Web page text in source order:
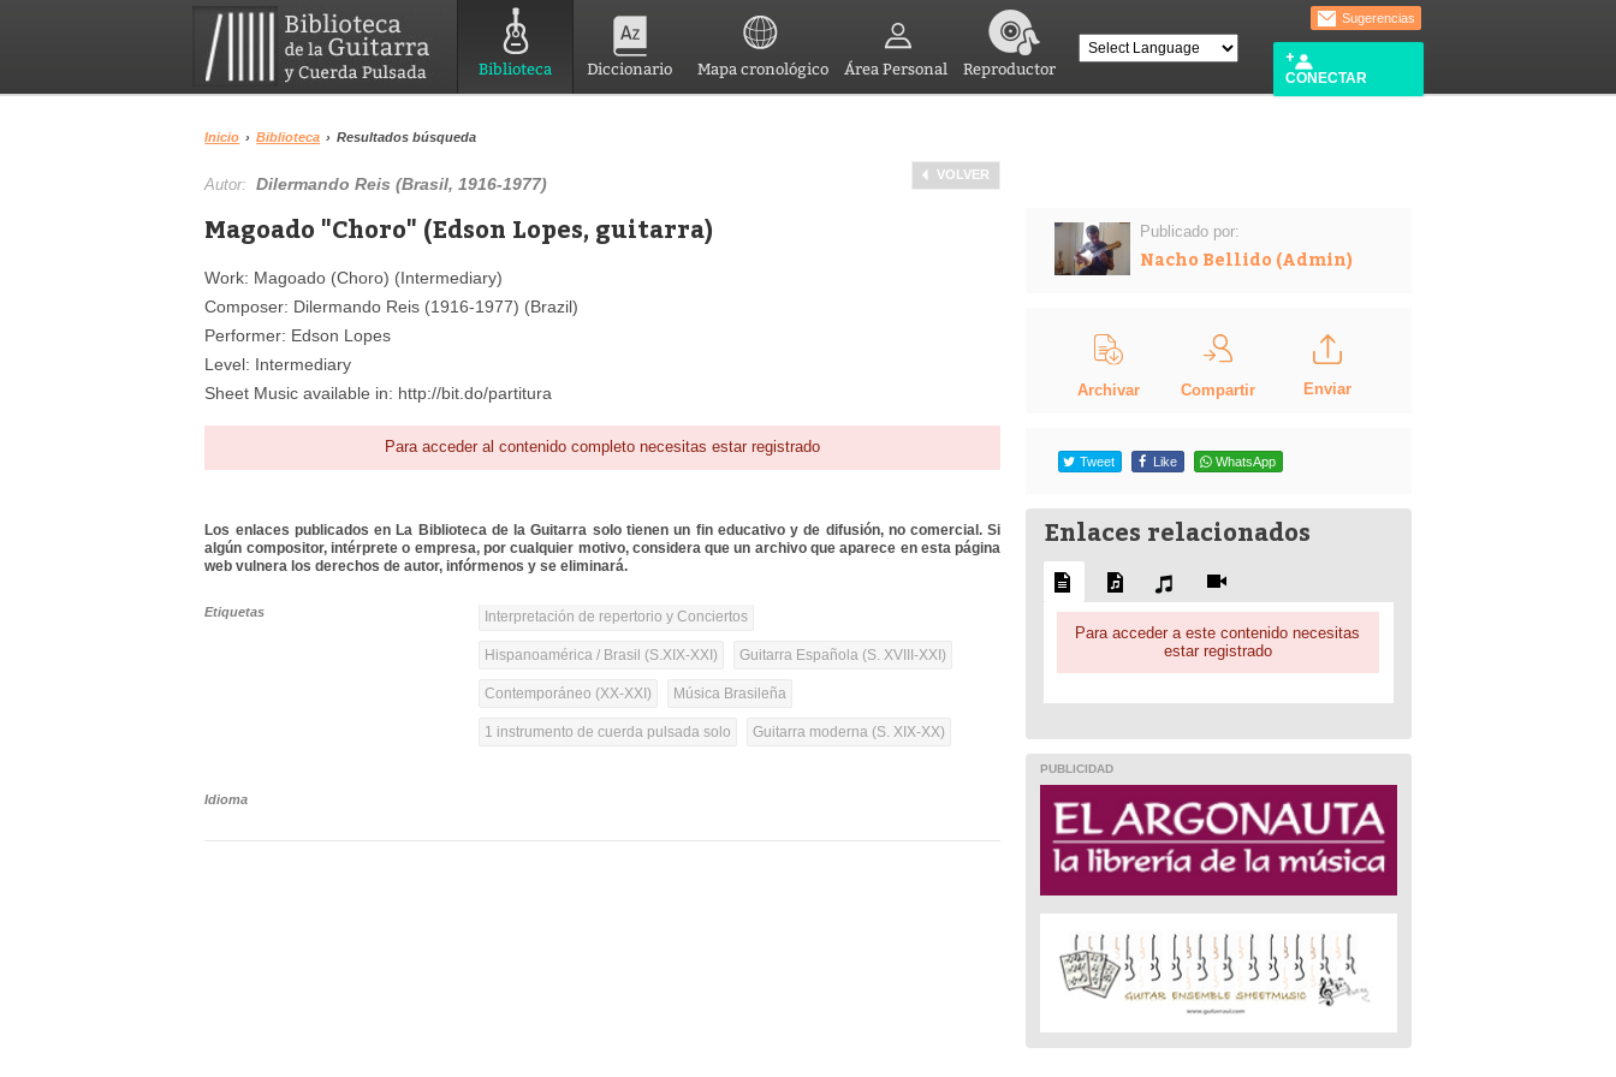
Biblioteca Diccionario Mapa cronológico Área Personal Reproductor
Sugerencias
CONECTAR
Inicio › Biblioteca › Resultados búsqueda
VOLVER
Autor:Dilermando Reis (Brasil, 1916-1977)
Magoado "Choro" (Edson Lopes, guitarra)
Work: Magoado (Choro) (Intermediary)
Composer: Dilermando Reis (1916-1977) (Brazil)
Performer: Edson Lopes
Level: Intermediary
Sheet Music available in: http://bit.do/partitura
Para acceder al contenido completo necesitas estar registrado
Los enlaces publicados en La Biblioteca de la Guitarra solo tienen un fin educativo y de difusión, no comercial. Si
algún compositor, intérprete o empresa, por cualquier motivo, considera que un archivo que aparece en esta página
web vulnera los derechos de autor, infórmenos y se eliminará.
Etiquetas Interpretación de repertorio y Conciertos
Hispanoamérica / Brasil (S.XIX-XXI) Guitarra Española (S. XVIII-XXI)
Contemporáneo (XX-XXI) Música Brasileña
1 instrumento de cuerda pulsada solo Guitarra moderna (S. XIX-XX)
Idioma
Publicado por:
Nacho Bellido (Admin)
Archivar Compartir Enviar
Tweet Like WhatsApp
Enlaces relacionados
Para acceder a este contenido necesitas
estar registrado
PUBLICIDAD